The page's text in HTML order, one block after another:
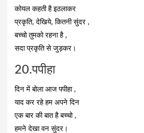
कोयल कहती है इठलाकर
प्रकृति, देखिये, कितनी सुंदर ,
बच्चो तुमको रहना है ,
सदा प्रकृति से जुड़कर।
20.पपीहा
दिन में बोला आज पपीहा ,
याद कर रहे हम अपने दिन
एक बार की बात है बच्चो ,
हमने देखा वन सुंदर।